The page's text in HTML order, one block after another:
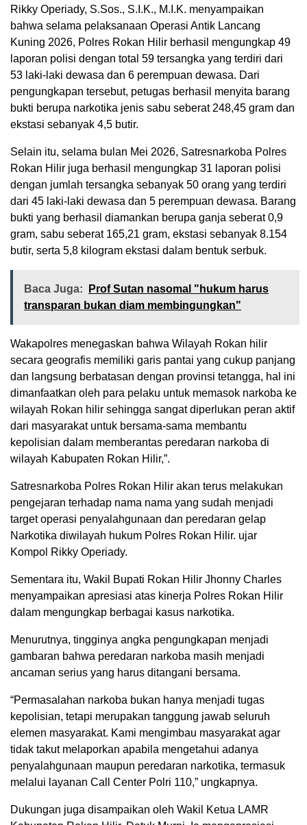
Rikky Operiady, S.Sos., S.I.K., M.I.K. menyampaikan
bahwa selama pelaksanaan Operasi Antik Lancang
Kuning 2026, Polres Rokan Hilir berhasil mengungkap 49
laporan polisi dengan total 59 tersangka yang terdiri dari
53 laki-laki dewasa dan 6 perempuan dewasa. Dari
pengungkapan tersebut, petugas berhasil menyita barang
bukti berupa narkotika jenis sabu seberat 248,45 gram dan
ekstasi sebanyak 4,5 butir.
Selain itu, selama bulan Mei 2026, Satresnarkoba Polres
Rokan Hilir juga berhasil mengungkap 31 laporan polisi
dengan jumlah tersangka sebanyak 50 orang yang terdiri
dari 45 laki-laki dewasa dan 5 perempuan dewasa. Barang
bukti yang berhasil diamankan berupa ganja seberat 0,9
gram, sabu seberat 165,21 gram, ekstasi sebanyak 8.154
butir, serta 5,8 kilogram ekstasi dalam bentuk serbuk.
Baca Juga:
Prof Sutan nasomal "hukum harus
transparan bukan diam membingungkan"
Wakapolres menegaskan bahwa Wilayah Rokan hilir
secara geografis memiliki garis pantai yang cukup panjang
dan langsung berbatasan dengan provinsi tetangga, hal ini
dimanfaatkan oleh para pelaku untuk memasok narkoba ke
wilayah Rokan hilir sehingga sangat diperlukan peran aktif
dari masyarakat untuk bersama-sama membantu
kepolisian dalam memberantas peredaran narkoba di
wilayah Kabupaten Rokan Hilir,”.
Satresnarkoba Polres Rokan Hilir akan terus melakukan
pengejaran terhadap nama nama yang sudah menjadi
target operasi penyalahgunaan dan peredaran gelap
Narkotika diwilayah hukum Polres Rokan Hilir. ujar
Kompol Rikky Operiady.
Sementara itu, Wakil Bupati Rokan Hilir Jhonny Charles
menyampaikan apresiasi atas kinerja Polres Rokan Hilir
dalam mengungkap berbagai kasus narkotika.
Menurutnya, tingginya angka pengungkapan menjadi
gambaran bahwa peredaran narkoba masih menjadi
ancaman serius yang harus ditangani bersama.
“Permasalahan narkoba bukan hanya menjadi tugas
kepolisian, tetapi merupakan tanggung jawab seluruh
elemen masyarakat. Kami mengimbau masyarakat agar
tidak takut melaporkan apabila mengetahui adanya
penyalahgunaan maupun peredaran narkotika, termasuk
melalui layanan Call Center Polri 110,” ungkapnya.
Dukungan juga disampaikan oleh Wakil Ketua LAMR